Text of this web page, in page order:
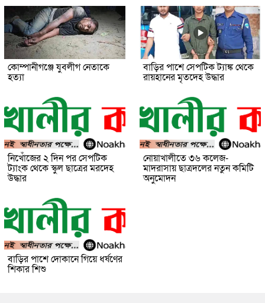
কোম্পানীগঞ্জে যুবলীগ নেতাকে
হত্যা
বাড়ির পাশে সেপটিক ট্যাঙ্ক থেকে
রায়হানের মৃতদেহ উদ্ধার
নিখোঁজের ২ দিন পর সেপটিক
ট্যাংক থেকে স্কুল ছাত্রের মরদেহ
উদ্ধার
নোয়াখালীতে ৩৬ কলেজ-
মাদরাসায় ছাত্রদলের নতুন কমিটি
অনুমোদন
বাড়ির পাশে দোকানে গিয়ে ধর্ষণের
শিকার শিশু